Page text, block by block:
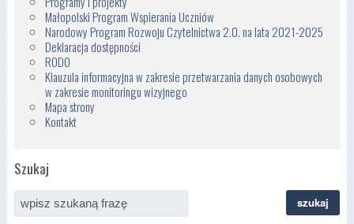
Małopolski Program Wspierania Uczniów
Narodowy Program Rozwoju Czytelnictwa 2.0. na lata 2021-2025
Deklaracja dostępności
RODO
Klauzula informacyjna w zakresie przetwarzania danych osobowych
w zakresie monitoringu wizyjnego
Mapa strony
Kontakt
Szukaj
szukaj